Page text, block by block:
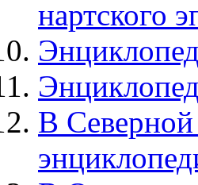
нартского
В Северной